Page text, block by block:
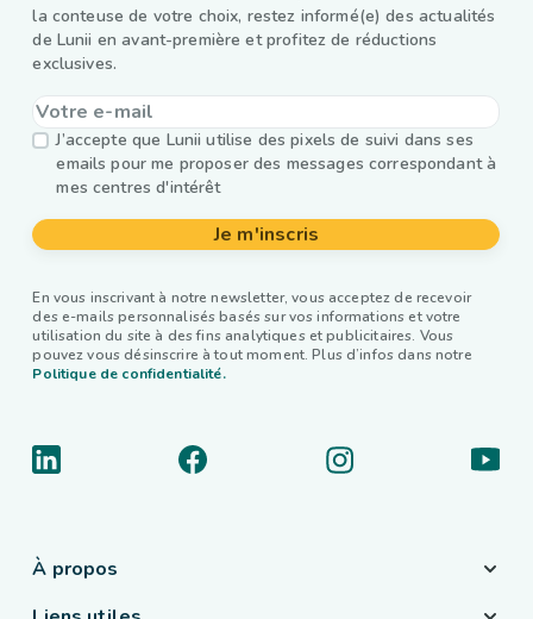
la conteuse de votre choix, restez informé(e) des actualités
de Lunii en avant-première et profitez de réductions
exclusives.
J’accepte que Lunii utilise des pixels de suivi dans ses
emails pour me proposer des messages correspondant à
mes centres d'intérêt
Je m'inscris
En vous inscrivant à notre newsletter, vous acceptez de recevoir
des e-mails personnalisés basés sur vos informations et votre
utilisation du site à des fins analytiques et publicitaires. Vous
pouvez vous désinscrire à tout moment. Plus d’infos dans notre
Politique de confidentialité.
À propos